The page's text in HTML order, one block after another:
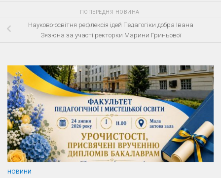
ПОПЕРЕДНЯ НОВИНА
Науково-освітня рефлексія ідей Педагогіки добра Івана
Зязюна за участі ректорки Марини Гриньової
НОВИНИ